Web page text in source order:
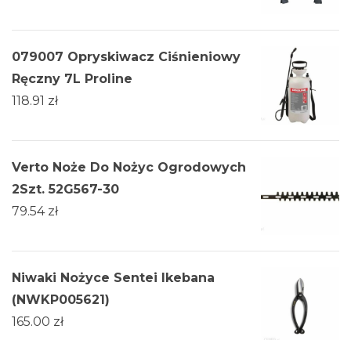
079007 Opryskiwacz Ciśnieniowy
Ręczny 7L Proline
118.91 zł
Verto Noże Do Nożyc Ogrodowych
2Szt. 52G567-30
79.54 zł
Niwaki Nożyce Sentei Ikebana
(NWKP005621)
165.00 zł